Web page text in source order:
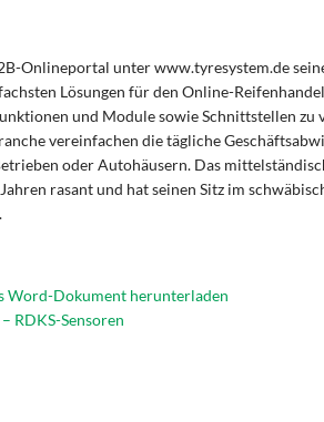
Onlineportal unter www.tyresystem.de
Lösungen für den Online-
und Module sowie Schnittstellen zu
vereinfachen die tägliche
oder Autohäusern. Das
rasant und hat seinen Sitz im
Word-Dokument herunterladen
RDKS-Sensoren